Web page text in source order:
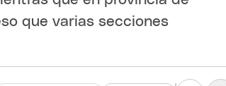
que varias secciones